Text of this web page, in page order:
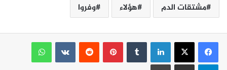
مشتقات الدم
هؤلاء وفروا
لينكدإن بينتيريست
واتساب
تيلقرام مشاركة عبر البريد طباعة